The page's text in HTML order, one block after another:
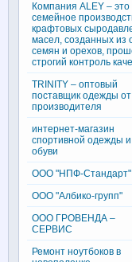
Компания ALEY – это
семейное
крафтовых
масел, созданных из
семян и орехов,
строгий контроль
TRINITY – оптовый
поставщик одежды от
производителя
интернет-магазин
спортивной одежды и
обуви
ООО "НПФ-Стандарт"
ООО "Албико-групп"
ООО ГРОВЕНДА –
СЕРВИС
Ремонт ноутбоков в